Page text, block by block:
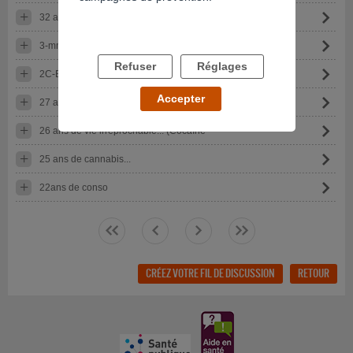
32 ans, clean, mais peur d’être “abîmé” à vie (Weed)
3-mmc
2C-B et schizophrénie
27 ans d'addiction, comment arreter ?
26 ans de vie irréprochable... (Cocaïne
25 ans de cannabis...
22ans de conso
<< < > >>
CRÉEZ VOTRE FIL DE DISCUSSION RETOUR
Refuser Réglages
Accepter